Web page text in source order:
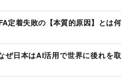
定着失敗の【本質的原因】とは何
ぜ日本はAI活用で世界に後れを取